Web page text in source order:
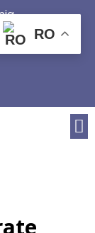
RO